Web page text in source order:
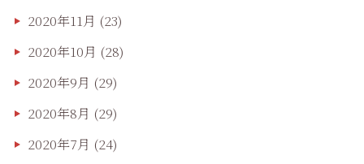
2020年11月 (23)
2020年10月 (28)
2020年9月 (29)
2020年8月 (29)
2020年7月 (24)